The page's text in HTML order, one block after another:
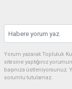
Yorum yazarak Topluluk
sitesine yaptığınız
başınıza
sorumlu tutulamaz.